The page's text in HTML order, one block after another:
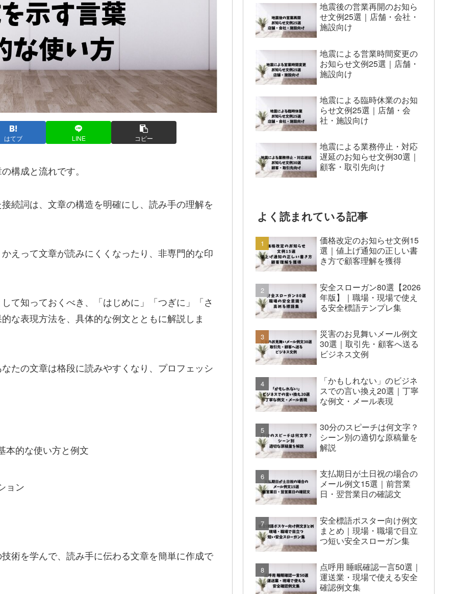
はてブ LINE コピー
構成と流れです。
続詞は、文章の構造を明確にし、読み手の理解を
えって文章が読みにくくなったり、非専門的な印
て知っておくべき、「はじめに」「つぎに」「さ
な表現方法を、具体的な例文とともに解説しま
たの文章は格段に読みやすくなり、プロフェッシ
本的な使い方と例文
ョン
術を学んで、読み手に伝わる文章を簡単に作成で
地震後の営業再開のお知ら
せ文例25選｜店舗・会社・
施設向け
地震による営業時間変更の
お知らせ文例25選｜店舗・
施設向け
地震による臨時休業のお知
らせ文例25選｜店舗・会
社・施設向け
地震による業務停止・対応
遅延のお知らせ文例30選｜
顧客・取引先向け
よく読まれている記事
価格改定のお知らせ文例15
選｜値上げ通知の正しい書
き方で顧客理解を獲得
安全スローガン80選【2026
年版】｜職場・現場で使え
る安全標語テンプレ集
災害のお見舞いメール例文
30選｜取引先・顧客へ送る
ビジネス文例
「かもしれない」のビジネ
スでの言い換え20選｜丁寧
な例文・メール表現
30分のスピーチは何文字？
シーン別の適切な原稿量を
解説
支払期日が土日祝の場合の
メール例文15選｜前営業
日・翌営業日の確認文
安全標語ポスター向け例文
まとめ｜現場・職場で目立
つ短い安全スローガン集
点呼用 睡眠確認一言50選｜
運送業・現場で使える安全
確認例文集